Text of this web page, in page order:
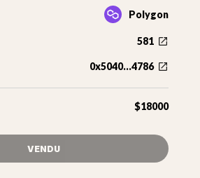
Polygon
581
0x5040...4786
$18000
VENDU